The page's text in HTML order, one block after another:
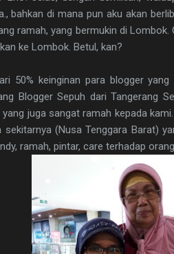
bahkan di mana pun aku akan
ramah, yang bermukin di
ke Lombok. Betul, kan?
50% keinginan para blogger
Blogger Sepuh dari Tangerang
juga sangat ramah kepada
(Nusa Tenggara Barat)
ramah, pintar, care terhadap